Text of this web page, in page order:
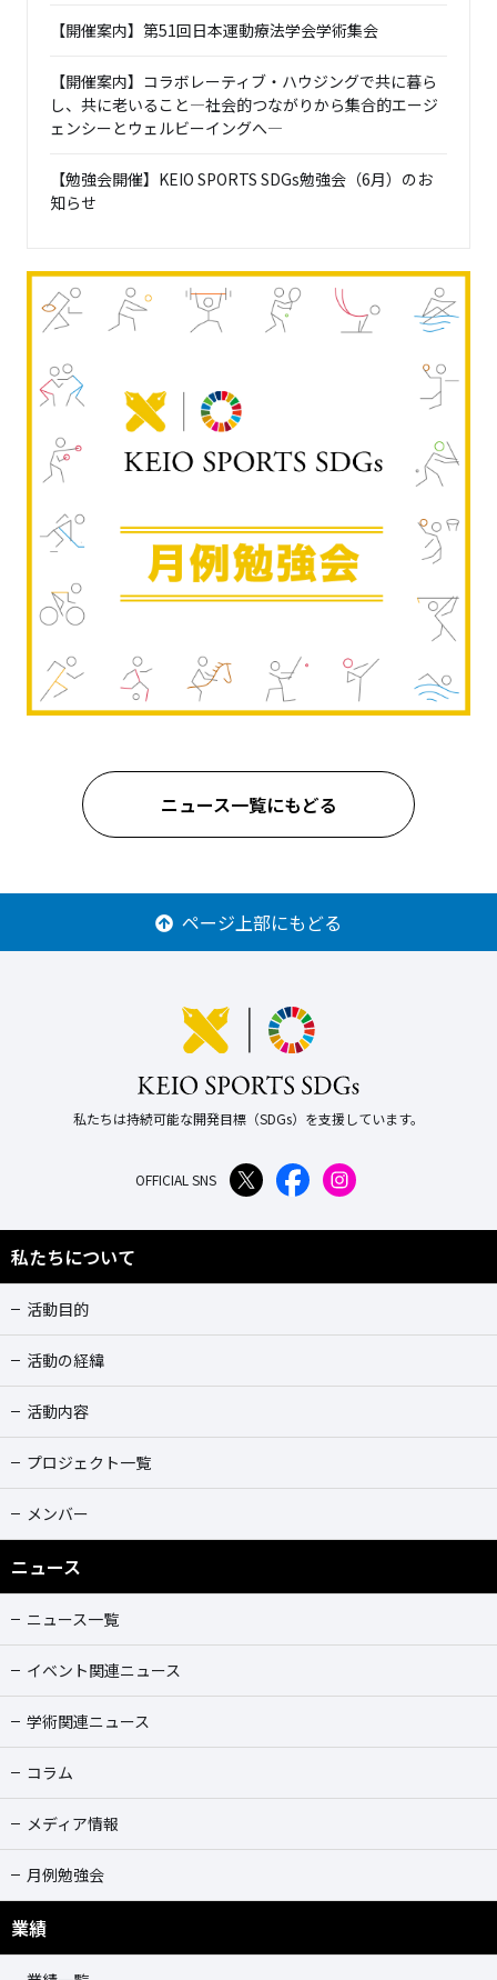
【開催案内】第51回日本運動療法学会学術集会
【開催案内】コラボレーティブ・ハウジングで共に暮ら
し、共に老いること―社会的つながりから集合的エージ
ェンシーとウェルビーイングへ―
【勉強会開催】KEIO SPORTS SDGs勉強会（6月）のお
知らせ
ニュース一覧にもどる
ページ上部にもどる
私たちは持続可能な開発目標（SDGs）を支援しています。
OFFICIAL SNS
私たちについて
活動目的
活動の経緯
活動内容
プロジェクト一覧
メンバー
ニュース
ニュース一覧
イベント関連ニュース
学術関連ニュース
コラム
メディア情報
月例勉強会
業績